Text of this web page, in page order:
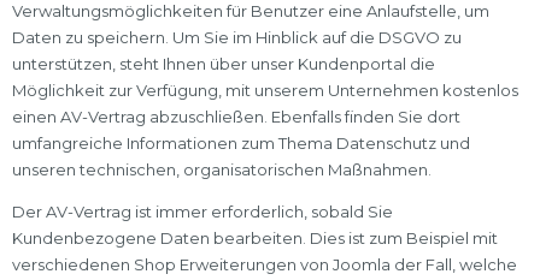
Verwaltungsmöglichkeiten für Benutzer eine Anlaufstelle, um
Daten zu speichern. Um Sie im Hinblick auf die DSGVO zu
unterstützen, steht Ihnen über unser Kundenportal die
Möglichkeit zur Verfügung, mit unserem Unternehmen kostenlos
einen AV-Vertrag abzuschließen. Ebenfalls finden Sie dort
umfangreiche Informationen zum Thema Datenschutz und
unseren technischen, organisatorischen Maßnahmen.
Der AV-Vertrag ist immer erforderlich, sobald Sie
Kundenbezogene Daten bearbeiten. Dies ist zum Beispiel mit
verschiedenen Shop Erweiterungen von Joomla der Fall, welche